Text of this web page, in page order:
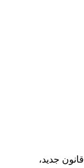
جدید،